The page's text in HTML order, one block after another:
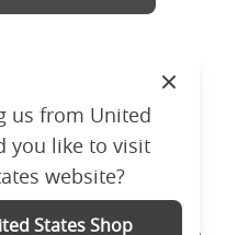
Holzbett/ Shelley Slim
Company No.
726 3896 02
us from United
you like to visit
website?
States Shop
Close